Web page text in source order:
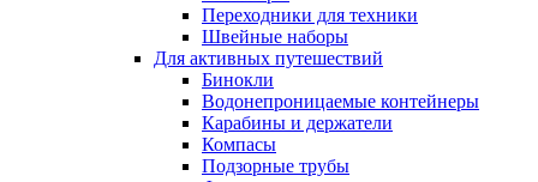
Переходники для техники
Швейные наборы
Для активных путешествий
Бинокли
Водонепроницаемые контейнеры
Карабины и держатели
Компасы
Подзорные трубы